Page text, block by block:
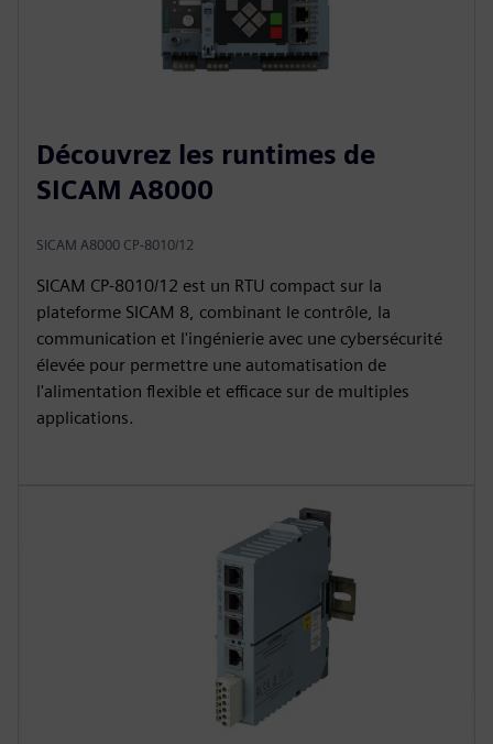
Découvrez les runtimes de
SICAM A8000
SICAM A8000 CP-8010/12
SICAM CP‑8010/12 est un RTU compact sur la
plateforme SICAM 8, combinant le contrôle, la
communication et l'ingénierie avec une cybersécurité
élevée pour permettre une automatisation de
l'alimentation flexible et efficace sur de multiples
applications.